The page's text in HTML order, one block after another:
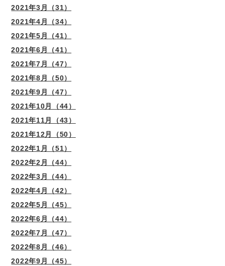
2021年3月（31）
2021年4月（34）
2021年5月（41）
2021年6月（41）
2021年7月（47）
2021年8月（50）
2021年9月（47）
2021年10月（44）
2021年11月（43）
2021年12月（50）
2022年1月（51）
2022年2月（44）
2022年3月（44）
2022年4月（42）
2022年5月（45）
2022年6月（44）
2022年7月（47）
2022年8月（46）
2022年9月（45）